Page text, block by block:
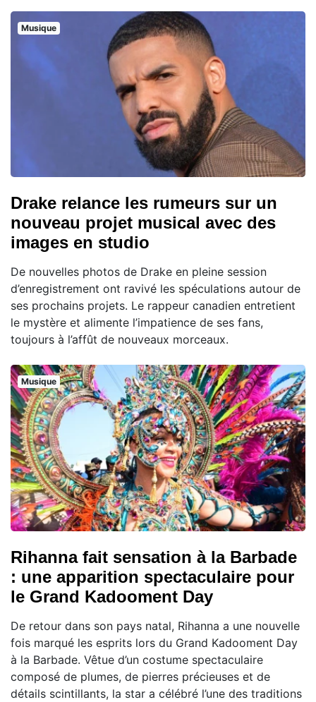
Musique
Drake relance les rumeurs sur un
nouveau projet musical avec des
images en studio
De nouvelles photos de Drake en pleine session
d’enregistrement ont ravivé les spéculations autour de
ses prochains projets. Le rappeur canadien entretient
le mystère et alimente l’impatience de ses fans,
toujours à l’affût de nouveaux morceaux.
Musique
Rihanna fait sensation à la Barbade
: une apparition spectaculaire pour
le Grand Kadooment Day
De retour dans son pays natal, Rihanna a une nouvelle
fois marqué les esprits lors du Grand Kadooment Day
à la Barbade. Vêtue d’un costume spectaculaire
composé de plumes, de pierres précieuses et de
détails scintillants, la star a célébré l’une des traditions